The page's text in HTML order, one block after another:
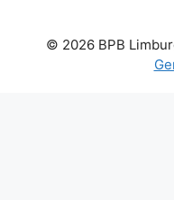
© 2026 BPB